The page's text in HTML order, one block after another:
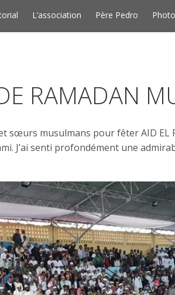
L’association Père Pedro
RAMADAN
sœurs musulmans pour fêter AID EL
J’ai senti profondément une